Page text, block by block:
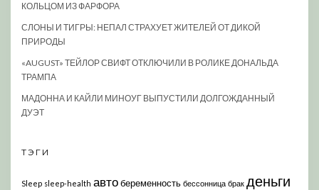
КОЛЬЦОМ ИЗ ФАРФОРА
СЛОНЫ И ТИГРЫ: НЕПАЛ СТРАХУЕТ ЖИТЕЛЕЙ ОТ ДИКОЙ
ПРИРОДЫ
«AUGUST» ТЕЙЛОР СВИФТ ОТКЛЮЧИЛИ В РОЛИКЕ ДОНАЛЬДА
ТРАМПА
МАДОННА И КАЙЛИ МИНОУГ ВЫПУСТИЛИ ДОЛГОЖДАННЫЙ
ДУЭТ
ТЭГИ
Sleep sleep-health автобеременность бессонница брак деньги